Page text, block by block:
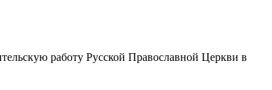
работу Русской Православной Церкви в